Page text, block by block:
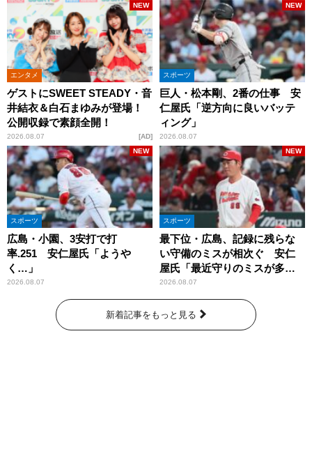
エンタメ
ゲストにSWEET STEADY・音
井結衣＆白石まゆみが登場！
公開収録で素顔全開！
2026.08.07
NEW
AD
スポーツ
巨人・松本剛、2番の仕事 安
仁屋氏「逆方向に良いバッテ
ィング」
2026.08.07
NEW
スポーツ
広島・小園、3安打で打
率.251 安仁屋氏「ようや
く…」
2026.08.07
NEW
スポーツ
最下位・広島、記録に残らな
い守備のミスが相次ぐ 安仁
屋氏「最近守りのミスが多
い」
2026.08.07
NEW
新着記事をもっと見る